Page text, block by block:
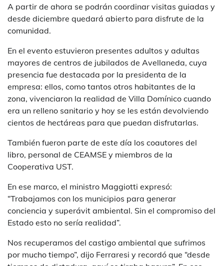
A partir de ahora se podrán coordinar visitas guiadas y
desde diciembre quedará abierto para disfrute de la
comunidad.
En el evento estuvieron presentes adultos y adultas
mayores de centros de jubilados de Avellaneda, cuya
presencia fue destacada por la presidenta de la
empresa: ellos, como tantos otros habitantes de la
zona, vivenciaron la realidad de Villa Domínico cuando
era un relleno sanitario y hoy se les están devolviendo
cientos de hectáreas para que puedan disfrutarlas.
También fueron parte de este día los coautores del
libro, personal de CEAMSE y miembros de la
Cooperativa UST.
En ese marco, el ministro Maggiotti expresó:
“Trabajamos con los municipios para generar
conciencia y superávit ambiental. Sin el compromiso del
Estado esto no sería realidad”.
Nos recuperamos del castigo ambiental que sufrimos
por mucho tiempo”, dijo Ferraresi y recordó que “desde